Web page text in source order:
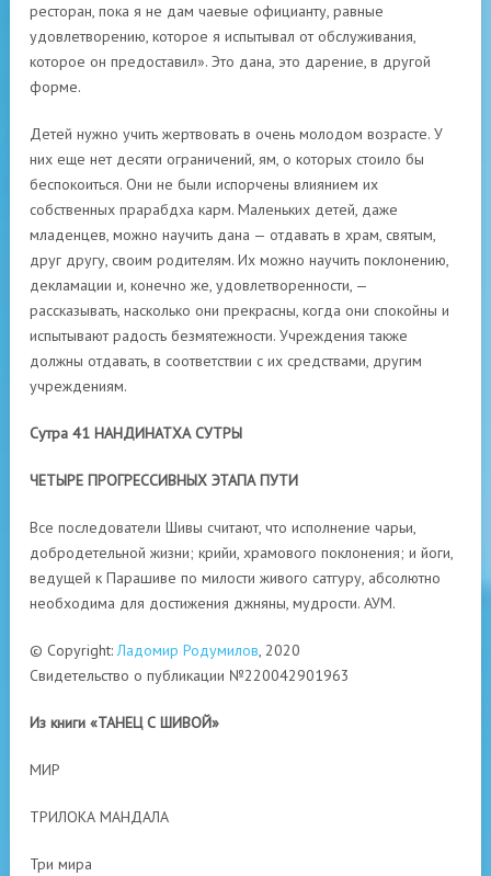
ресторан, пока я не дам чаевые официанту, равные
удовлетворению, которое я испытывал от обслуживания,
которое он предоставил». Это дана, это дарение, в другой
форме.
Детей нужно учить жертвовать в очень молодом возрасте. У
них еще нет десяти ограничений, ям, о которых стоило бы
беспокоиться. Они не были испорчены влиянием их
собственных прарабдха карм. Маленьких детей, даже
младенцев, можно научить дана — отдавать в храм, святым,
друг другу, своим родителям. Их можно научить поклонению,
декламации и, конечно же, удовлетворенности, —
рассказывать, насколько они прекрасны, когда они спокойны и
испытывают радость безмятежности. Учреждения также
должны отдавать, в соответствии с их средствами, другим
учреждениям.
Сутра 41 НАНДИНАТХА СУТРЫ
ЧЕТЫРЕ ПРОГРЕССИВНЫХ ЭТАПА ПУТИ
Все последователи Шивы считают, что исполнение чарьи,
добродетельной жизни; крийи, храмового поклонения; и йоги,
ведущей к Парашиве по милости живого сатгуру, абсолютно
необходима для достижения джняны, мудрости. АУМ.
© Copyright:Ладомир Родумилов, 2020
Свидетельство о публикации №220042901963
Из книги «ТАНЕЦ С ШИВОЙ»
МИР
ТРИЛОКА МАНДАЛА
Три мира